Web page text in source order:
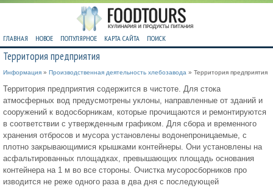
ГЛАВНАЯ НОВОЕ ПОПУЛЯРНОЕ КАРТА САЙТА ПОИСК
Территория предприятия
Информация » Производственная деятельность хлебозавода » Территория предприятия
Территория предприятия содержится в чистоте. Для стока
атмосферных вод предусмотрены уклоны, направленные от зданий и
сооружений к водосборникам, которые прочищаются и ремонтируются
в соответствии с утвержденным графиком. Для сбора и временного
хранения отбросов и мусора установлены водонепроницаемые, с
плотно закрывающимися крышками контейнеры. Они установлены на
асфальтированных площадках, превышающих площадь основания
контейнера на 1 м во все стороны. Очистка мусоросборников про
изводится не реже одного раза в два дня с последующей